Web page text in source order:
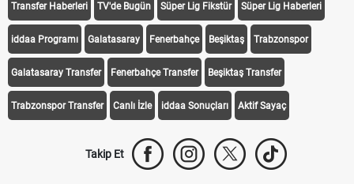
Transfer Haberleri TV'de Bugün Süper Lig Fikstür Süper Lig Haberleri
iddaa Programı Galatasaray Fenerbahçe Beşiktaş Trabzonspor
Galatasaray Transfer Fenerbahçe Transfer Beşiktaş Transfer
Trabzonspor Transfer Canlı İzle iddaa Sonuçları Aktif Sayaç
Takip Et